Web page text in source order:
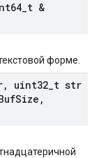
t &
форме.
, uint32 t str
Size ,